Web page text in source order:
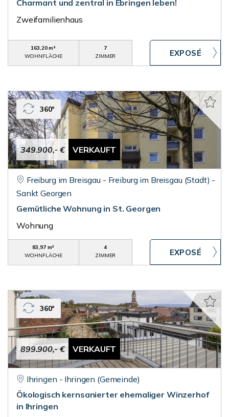
Charmant und zentral in Ebringen leben!
Zweifamilienhaus
163,20 m²
WOHNFLÄCHE
7
ZIMMER
349.900,- € VERKAUFT
360°
Freiburg im Breisgau - Freiburg im Breisgau (Stadt) -
Sankt Georgen
Gemütliche Wohnung in St. Georgen
Wohnung
83,97 m²
WOHNFLÄCHE
4
ZIMMER
899.900,- € VERKAUFT
360°
Ihringen - Ihringen (Gemeinde)
Ökologisch kernsanierter ehemaliger Winzerhof
in Ihringen